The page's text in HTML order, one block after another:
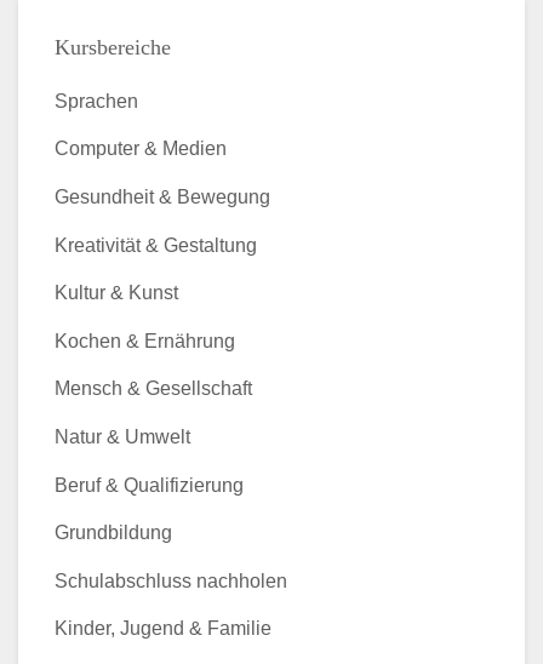
Kursbereiche
Sprachen
Computer & Medien
Gesundheit & Bewegung
Kreativität & Gestaltung
Kultur & Kunst
Kochen & Ernährung
Mensch & Gesellschaft
Natur & Umwelt
Beruf & Qualifizierung
Grundbildung
Schulabschluss nachholen
Kinder, Jugend & Familie